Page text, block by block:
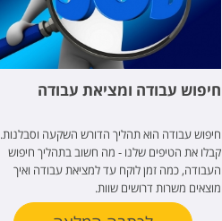
חיפוש עבודה ומציאת עבודה
חיפוש עבודה הוא תהליך הדורש השקעה וסבלנות.
קבלו את הטיפים שלנו - מה חשוב בתהליך חיפוש
העבודה, כמה זמן לוקח עד למציאת עבודה ואיך
מוצאים משרות דרושים שוות.